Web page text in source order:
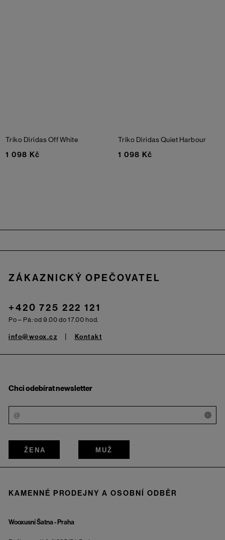
Triko DiridasOff White
1 098 Kč
Triko DiridasQuiet Harbour
1 098 Kč
ZÁKAZNICKÝ OPEČOVATEL
+420 725 222 121
Po – Pá: od 9.00 do 17.00 hod.
info@woox.cz Kontakt
Chci odebírat newsletter
i
ŽENA MUŽ
KAMENNÉ PRODEJNY A OSOBNÍ ODBĚR
Wooxusní Šatna - Praha